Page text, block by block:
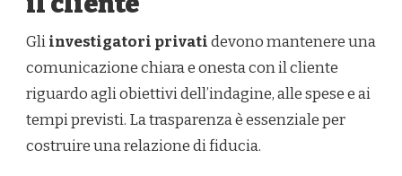
Gliinvestigatori privatidevono mantenere una
comunicazione chiara e onesta con il cliente
riguardo agli obiettivi dell’indagine, alle spese e ai
tempi previsti. La trasparenza è essenziale per
costruire una relazione di fiducia.